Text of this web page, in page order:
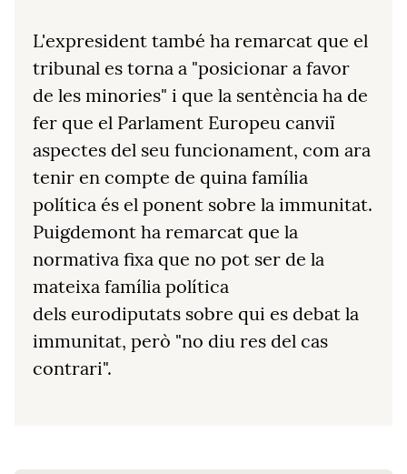
L'expresident també ha remarcat que el
tribunal es torna a "posicionar a favor
de les minories" i que la sentència ha de
fer que el Parlament Europeu canviï
aspectes del seu funcionament, com ara
tenir en compte de quina família
política és el ponent sobre la immunitat.
Puigdemont ha remarcat que la
normativa fixa que no pot ser de la
mateixa família política
dels eurodiputats sobre qui es debat la
immunitat, però "no diu res del cas
contrari".